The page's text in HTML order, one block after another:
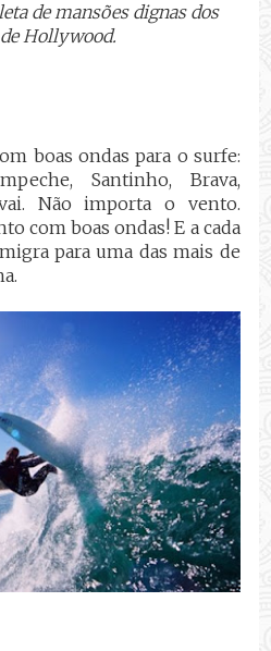
de mansões dignas dos
Hollywood.
boas ondas para o surfe:
Santinho, Brava,
Não importa o vento.
com boas ondas! E a cada
para uma das mais de